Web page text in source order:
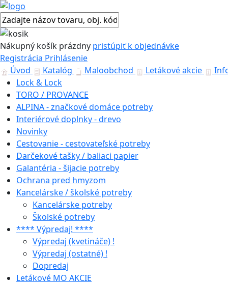
Nákupný košík prázdny pristúpiť k objednávke
Registrácia Prihlásenie
Úvod
Katalóg Maloobchod Letákové akcie
Lock & Lock
TORO / PROVANCE
ALPINA - značkové domáce potreby
Interiérové doplnky - drevo
Novinky
Cestovanie - cestovateľské potreby
Darčekové tašky / baliaci papier
Galantéria - šijacie potreby
Ochrana pred hmyzom
Kancelárske / školské potreby
Kancelárske potreby
Školské potreby
**** Výpredaj! ****
Výpredaj (kvetináče) !
Výpredaj (ostatné) !
Dopredaj
Letákové MO AKCIE